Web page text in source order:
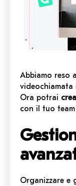
Abbiamo reso
Ora potrai
con il tuo
Organizzare e